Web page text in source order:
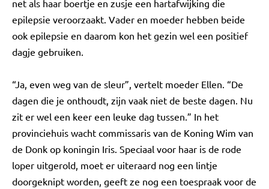
net als haar boertje en zusje een hartafwijking die
epilepsie veroorzaakt. Vader en moeder hebben beide
ook epilepsie en daarom kon het gezin wel een positief
dagje gebruiken.
“Ja, even weg van de sleur”, vertelt moeder Ellen. “De
dagen die je onthoudt, zijn vaak niet de beste dagen. Nu
zit er wel een keer een leuke dag tussen.” In het
provinciehuis wacht commissaris van de Koning Wim van
de Donk op koningin Iris. Speciaal voor haar is de rode
loper uitgerold, moet er uiteraard nog een lintje
doorgeknipt worden, geeft ze nog een toespraak voor de